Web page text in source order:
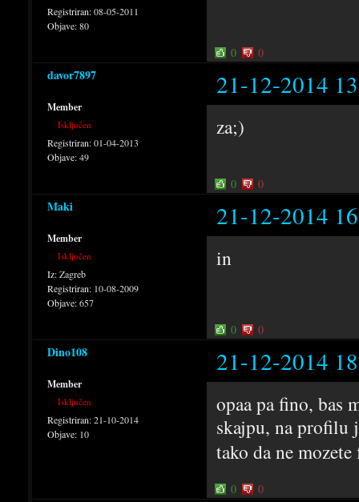
Registriran:08-05-2011
Objave:80
0 0
davor7897 21-12-2014
Member
Isključen
Registriran:01-04-2013
Objave:49
za;)
0 0
Maki 21-12-2014
Member
Isključen
Iz:Zagreb
Registriran: 10-08-2009
Objave:657
in
0 0
Dino108 21-12-2014
Member
Isključen
Registriran:21-10-2014
Objave: 10
opaa pa fino, bas
skajpu, na profilu
tako da ne
0 0